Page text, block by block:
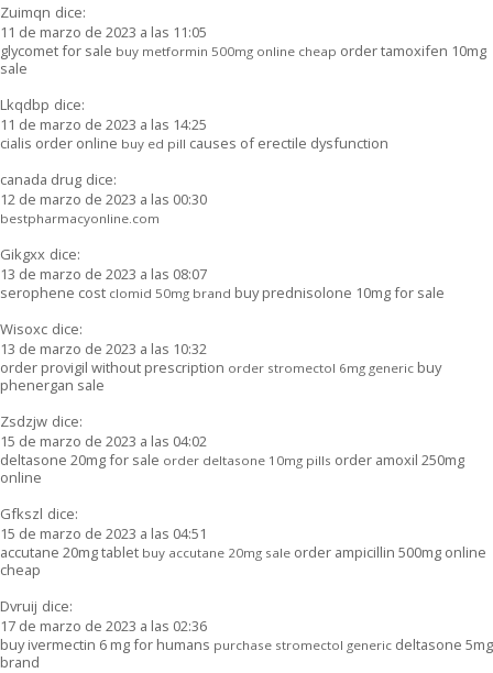
Zuimqn dice:
11 de marzo de 2023 a las 11:05
glycomet for sale buy metformin 500mg online cheap order tamoxifen 10mg
sale
Lkqdbp dice:
11 de marzo de 2023 a las 14:25
cialis order online buy ed pill causes of erectile dysfunction
canada drug dice:
12 de marzo de 2023 a las 00:30
bestpharmacyonline.com
Gikgxx dice:
13 de marzo de 2023 a las 08:07
serophene cost clomid 50mg brand buy prednisolone 10mg for sale
Wisoxc dice:
13 de marzo de 2023 a las 10:32
order provigil without prescription order stromectol 6mg generic buy
phenergan sale
Zsdzjw dice:
15 de marzo de 2023 a las 04:02
deltasone 20mg for sale order deltasone 10mg pills order amoxil 250mg
online
Gfkszl dice:
15 de marzo de 2023 a las 04:51
accutane 20mg tablet buy accutane 20mg sale order ampicillin 500mg online
cheap
Dvruij dice:
17 de marzo de 2023 a las 02:36
buy ivermectin 6 mg for humans purchase stromectol generic deltasone 5mg
brand